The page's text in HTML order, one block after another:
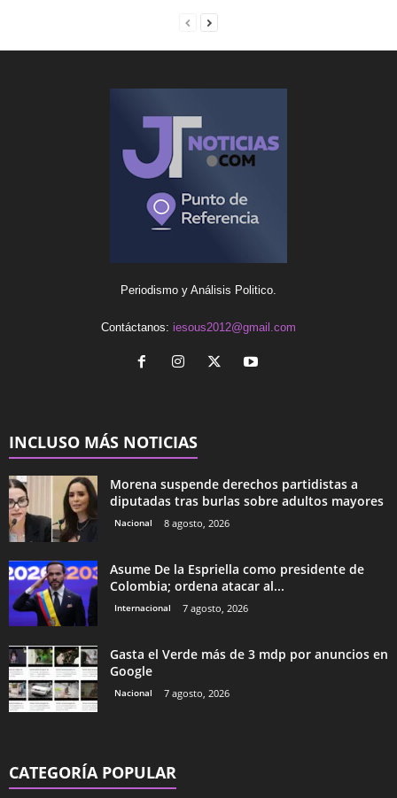
Periodismo y Análisis Politico.
Contáctanos: iesous2012@gmail.com
INCLUSO MÁS NOTICIAS
Morena suspende derechos partidistas a
diputadas tras burlas sobre adultos mayores
Nacional 8 agosto, 2026
Asume De la Espriella como presidente de
Colombia; ordena atacar al...
Internacional 7 agosto, 2026
Gasta el Verde más de 3 mdp por anuncios en
Google
Nacional 7 agosto, 2026
CATEGORÍA POPULAR